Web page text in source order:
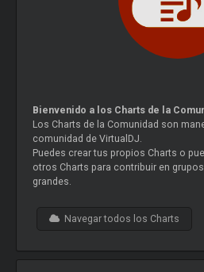
Bienvenido a los Charts de la
Los Charts de la Comunidad son
comunidad de VirtualDJ.
Puedes crear tus propios Charts o
otros Charts para contribuir en
grandes.
Navegar todos los Charts